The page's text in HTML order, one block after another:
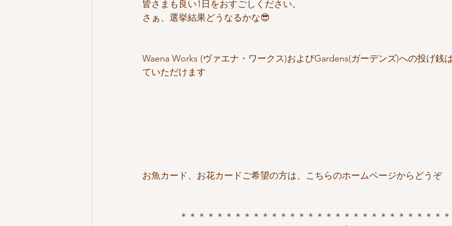
皆さまも良い1日をおすごしください。
さぁ、選挙結果どうなるかな😎
Waena Works (ヴァエナ・ワークス)およびGardens(ガーデンズ)への投げ銭
ていただけます
お魚カード、お花カードご希望の方は、こちらのホームページからどうぞ
＊＊＊＊＊＊＊＊＊＊＊＊＊＊＊＊＊＊＊＊＊＊＊＊＊＊＊＊＊＊